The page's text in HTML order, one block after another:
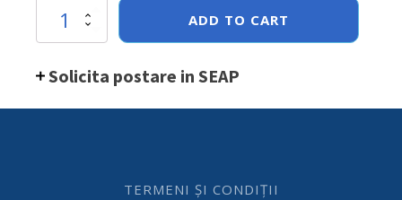
Scrumiera
Hendi
cu
colectare,
ADD TO CART
Solicita postare in SEAP
TERMENI ȘI CONDIȚII